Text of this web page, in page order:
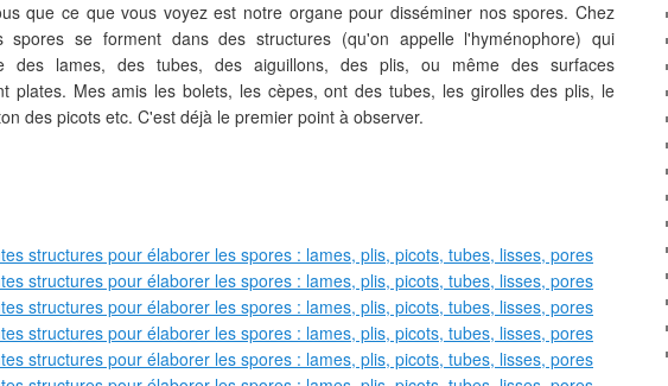
que ce que vous voyez est notre organe pour disséminer nos spores. Chez
spores se forment dans des structures (qu'on appelle l'hyménophore) qui
des lames, des tubes, des aiguillons, des plis, ou même des surfaces
plates. Mes amis les bolets, les cèpes, ont des tubes, les girolles des plis, le
des picots etc. C'est déjà le premier point à observer.